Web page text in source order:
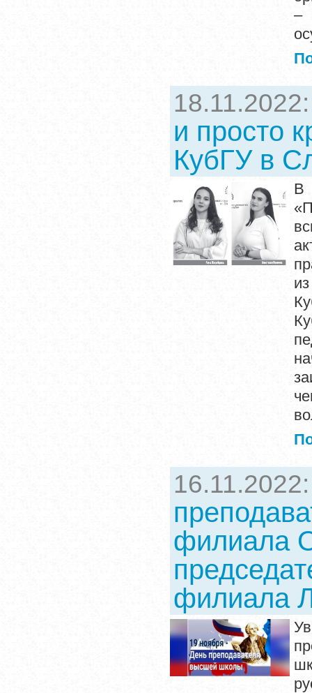
–
и просто
КубГУ в
В
филиала
филиала